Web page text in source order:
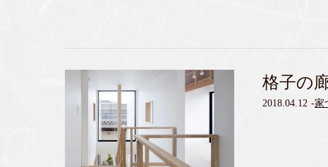
格子の
2018.04.12 -家